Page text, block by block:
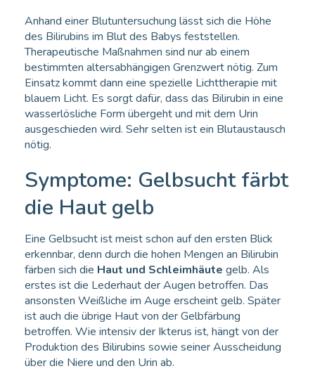
Anhand einer Blutuntersuchung lässt sich die Höhe
des Bilirubins im Blut des Babys feststellen.
Therapeutische Maßnahmen sind nur ab einem
bestimmten altersabhängigen Grenzwert nötig. Zum
Einsatz kommt dann eine spezielle Lichttherapie mit
blauem Licht. Es sorgt dafür, dass das Bilirubin in eine
wasserlösliche Form übergeht und mit dem Urin
ausgeschieden wird. Sehr selten ist ein Blutaustausch
nötig.
Symptome: Gelbsucht färbt
die Haut gelb
Eine Gelbsucht ist meist schon auf den ersten Blick
erkennbar, denn durch die hohen Mengen an Bilirubin
färben sich die Haut und Schleimhäute gelb. Als
erstes ist die Lederhaut der Augen betroffen. Das
ansonsten Weißliche im Auge erscheint gelb. Später
ist auch die übrige Haut von der Gelbfärbung
betroffen. Wie intensiv der Ikterus ist, hängt von der
Produktion des Bilirubins sowie seiner Ausscheidung
über die Niere und den Urin ab.